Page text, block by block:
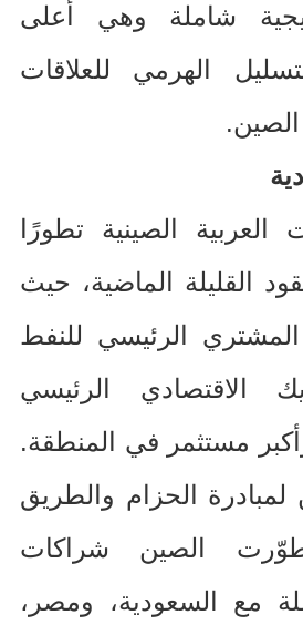
شاملة وهي أعلى
الهرمي للعلاقات
الصين.
العربية الصينية تطورًا
القليلة الماضية، حيث
الرئيسي للنفط
الاقتصادي الرئيسي
مستثمر في المنطقة.
الحزام والطريق
الصين شراكات
مع السعودية، ومصر،